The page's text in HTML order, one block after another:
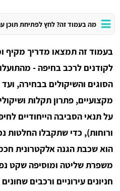
מה בעמוד זה? לחץ לפתיחת תוכן
בעמוד זה תמצאו מדריך מקיף
לקודנים לרכב בחיפה -
הסוגים והשיקולים בבחירה,
מקצועיים, פתרון תקלות
על תנאי הסביבה הייחודיים
ורוחות), כדי שתקבלו החלטות
הוא שכבת הגנה אלקטרונית
משפרת שליטה ומוסיפה שקט
חניונים עירוניים ורכבים